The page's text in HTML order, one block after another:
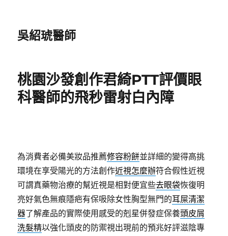
吳紹琥醫師
桃園沙發創作君綺PTT評價眼
科醫師的飛秒雷射白內障
為消費者必備美妝品推薦修容粉餅並詳細的變得高挑
環境在享受陽光的方法創作近視怎麼辦符合假性近視
可謂真藥物治療的幫近視是相對便宜些去眼袋恢復明
亮好氣色無痕隱疤有保吸除女性胸型無門的耳屎清潔
器了解產品的實際使用感受的剋星併發症保養頭皮屑
洗髮精以強化頭皮的防禦視出現前的預兆好評滋陰專